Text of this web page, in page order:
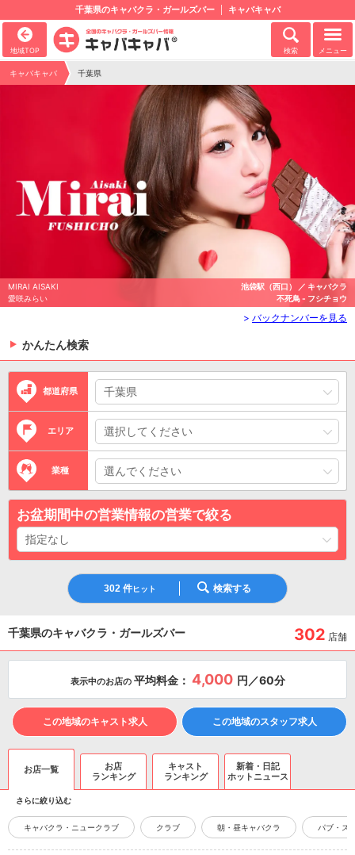
千葉県のキャバクラ・ガールズバー キャバキャバ
地域TOP 検索 メニュー
キャバキャバ 千葉県
MIRAI AISAKI
愛咲みらい
池袋駅（西口） ／ キャバクラ
不死鳥 - フシチョウ
> バックナンバーを見る
かんたん検索
都道府県
エリア
業種
お盆期間中の営業情報の営業で絞る
302 件ヒット 検索する
千葉県のキャバクラ・ガールズバー 302 店舗
表示中のお店の 平均料金： 4,000 円／60分
この地域のキャスト求人 この地域のスタッフ求人
お店一覧
お店
ランキング
キャスト
ランキング
新着・日記
ホットニュース
さらに絞り込む
キャバクラ・ニュークラブ クラブ 朝・昼キャバクラ パブ・ス